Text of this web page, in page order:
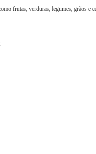
frutas, verduras, legumes, grãos